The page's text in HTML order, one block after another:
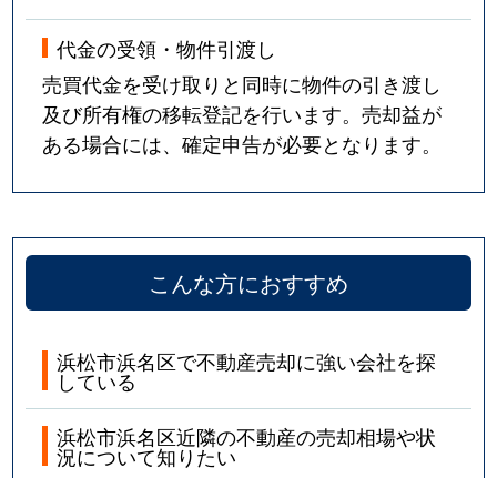
代金の受領・物件引渡し
売買代金を受け取りと同時に物件の引き渡し
及び所有権の移転登記を行います。売却益が
ある場合には、確定申告が必要となります。
こんな方におすすめ
浜松市浜名区で不動産売却に強い会社を探
している
浜松市浜名区近隣の不動産の売却相場や状
況について知りたい